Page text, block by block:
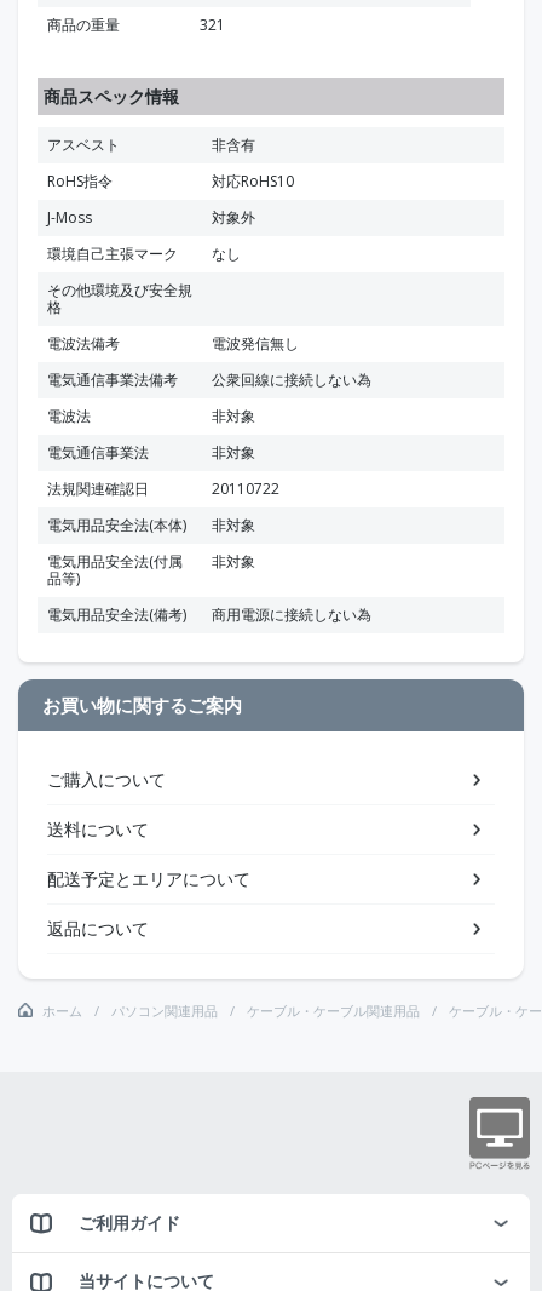
商品の重量
321
商品スペック情報
アスベスト
非含有
RoHS指令
対応RoHS10
J-Moss
対象外
環境自己主張マーク
なし
その他環境及び安全規
格
電波法備考
電波発信無し
電気通信事業法備考
公衆回線に接続しない為
電波法
非対象
電気通信事業法
非対象
法規関連確認日
20110722
電気用品安全法(本体)
非対象
電気用品安全法(付属
品等)
非対象
電気用品安全法(備考) 商用電源に接続しない為
お買い物に関するご案内
ご購入について
送料について
配送予定とエリアについて
返品について
ホーム パソコン関連用品 ケーブル・ケーブル関連用品 ケーブル・ケ
ご利用ガイド
当サイトについて